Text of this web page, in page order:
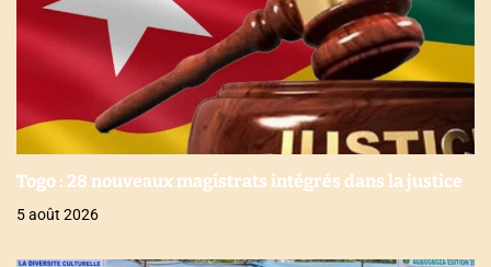
Togo : 28 nouveaux magistrats intégrés dans la justice
5 août 2026